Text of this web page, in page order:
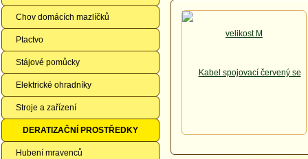
Chov domácích mazlíčků
Ptactvo
Stájové pomůcky
Elektrické ohradníky
Stroje a zařízení
DERATIZAČNÍ PROSTŘEDKY
Hubení mravenců